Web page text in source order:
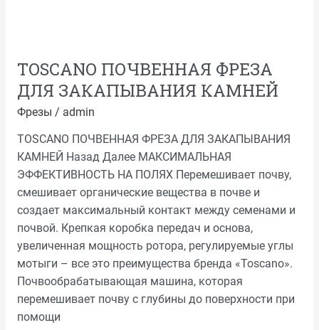
ТOSCANO ПОЧВЕННАЯ ФРЕЗА
ДЛЯ ЗАКАПЫВАНИЯ КАМНЕЙ
Фрезы / admin
ТOSCANO ПОЧВЕННАЯ ФРЕЗА ДЛЯ ЗАКАПЫВАНИЯ
КАМНЕЙ Назад Далее МАКСИМАЛЬНАЯ
ЭФФЕКТИВНОСТЬ НА ПОЛЯХ Перемешивает почву,
смешивает органические вещества в почве и
создает максимальный контакт между семенами и
почвой. Крепкая коробка передач и основа,
увеличенная мощность ротора, регулируемые углы
мотыги – все это преимущества бренда «Toscano».
Почвообрабатывающая машина, которая
перемешивает почву с глубины до поверхности при
помощи